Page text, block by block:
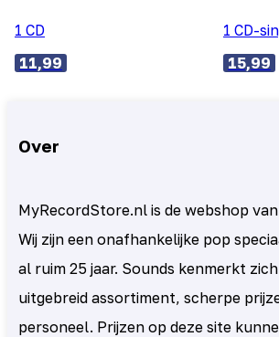
1 CD
11,99
1 CD-
15,99
Over
MyRecordStore.nl is de webshop
Wij zijn een onafhankelijke pop
al ruim 25 jaar. Sounds kenmerkt
uitgebreid assortiment, scherpe
personeel. Prijzen op deze site